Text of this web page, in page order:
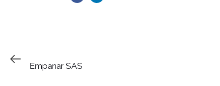
Article
Empanar SAS